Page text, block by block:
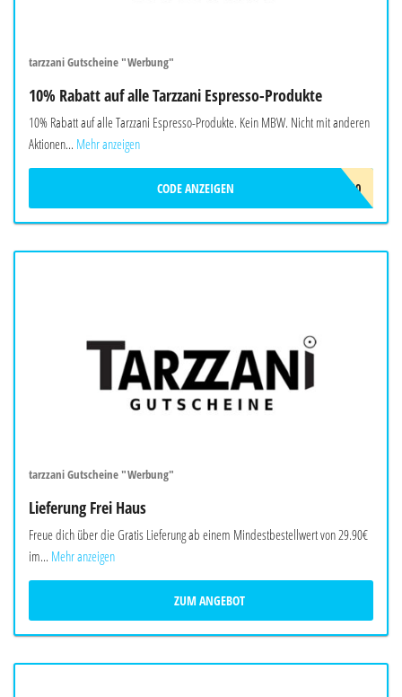
tarzzani Gutscheine "Werbung"
10% Rabatt auf alle Tarzzani Espresso-Produkte
10% Rabatt auf alle Tarzzani Espresso-Produkte. Kein MBW. Nicht mit anderen
Aktionen... Mehr anzeigen
ESPRESSOTIME10
CODE ANZEIGEN
tarzzani Gutscheine "Werbung"
Lieferung Frei Haus
Freue dich über die Gratis Lieferung ab einem Mindestbestellwert von 29.90€
im... Mehr anzeigen
ZUM ANGEBOT